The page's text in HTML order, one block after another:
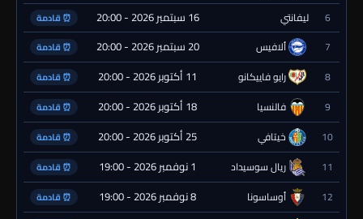
6 ليفانتي 16 سبتمبر 2026 - 20:00 ⏰ قادمة
7 ألافيس 20 سبتمبر 2026 - 20:00 ⏰ قادمة
8 رايو فاييكانو 11 أكتوبر 2026 - 20:00 ⏰ قادمة
9 فالنسيا 18 أكتوبر 2026 - 20:00 ⏰ قادمة
10 خيتافي 25 أكتوبر 2026 - 20:00 ⏰ قادمة
11 ريال سوسيداد 1 نوفمبر 2026 - 19:00 ⏰ قادمة
12 أوساسونا 8 نوفمبر 2026 - 19:00 ⏰ قادمة